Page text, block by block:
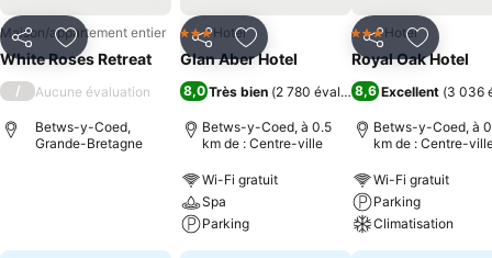
PartagerAjouter à mes favoris
Maison/appartement entier
White Roses Retreat
/ Aucune évaluation
Betws-y-Coed,
Grande-Bretagne
PartagerAjouter à mes favoris
3 ÉtoilesHotel
Glan Aber Hotel
8,0 Très bien (2 780 évaluations)
Betws-y-Coed, à 0.5
km de : Centre-ville
Wi-Fi gratuit
Spa
Parking
PartagerAjouter
3 ÉtoilesHotel
Royal Oak Hotel
8,6 Excellent (3 036
Betws-y-Coed, à
km de : Centre-
Wi-Fi gratuit
Parking
Climatisation